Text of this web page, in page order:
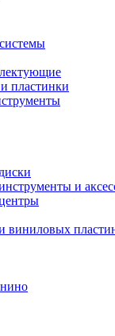
пластинки
и
виниловых